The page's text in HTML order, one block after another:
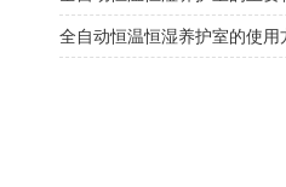
全自动恒温恒湿养护室的使用